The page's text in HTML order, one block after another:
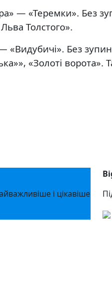
— «Теремки». Без
Толстого».
«Видубичі». Без
«Золоті
і цікавіше